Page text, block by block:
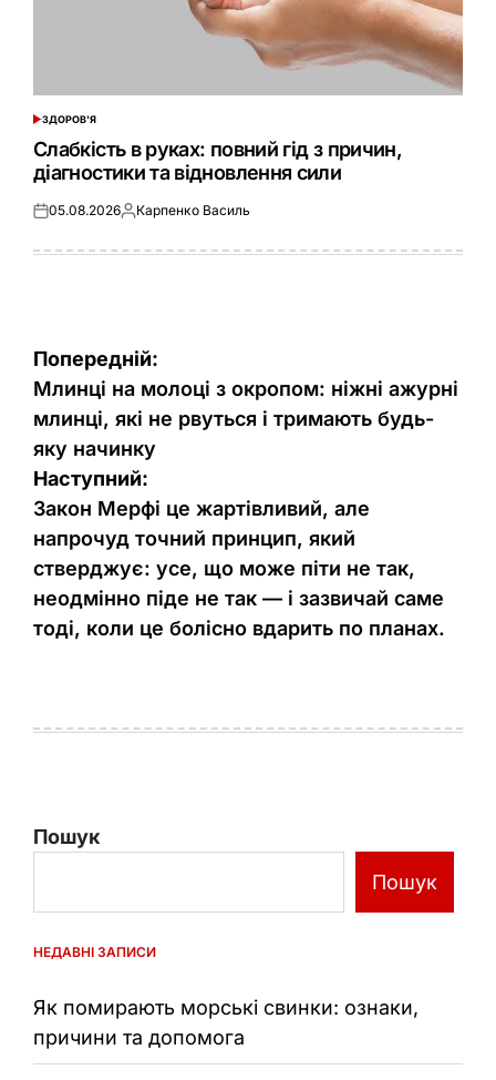
ОПУБЛІКУВАТИ
У
ЗДОРОВ'Я
Слабкість в руках: повний гід з причин,
діагностики та відновлення сили
Оприлюднено
05.08.2026Опубліковано
Карпенко Василь
Навігація
записів
Попередній:
Млинці на молоці з окропом: ніжні ажурні
млинці, які не рвуться і тримають будь-
яку начинку
Наступний:
Закон Мерфі це жартівливий, але
напрочуд точний принцип, який
стверджує: усе, що може піти не так,
неодмінно піде не так — і зазвичай саме
тоді, коли це болісно вдарить по планах.
Пошук
Пошук
НЕДАВНІ ЗАПИСИ
Як помирають морські свинки: ознаки,
причини та допомога